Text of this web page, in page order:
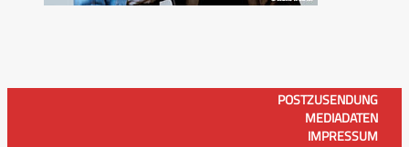
POSTZUSENDUNG
MEDIADATEN
IMPRESSUM